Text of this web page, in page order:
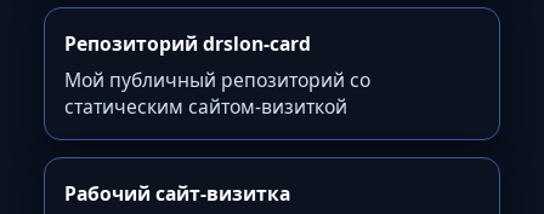
Репозиторий drslon-card
Мой публичный репозиторий со
статическим сайтом-визиткой
Рабочий сайт-визитка